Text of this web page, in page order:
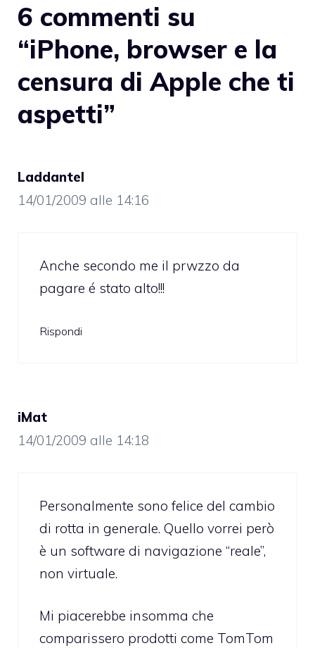
6 commenti su
“iPhone, browser e la
censura di Apple che ti
aspetti”
Laddantel
14/01/2009 alle 14:16
Anche secondo me il prwzzo da
pagare é stato alto!!!
Rispondi
iMat
14/01/2009 alle 14:18
Personalmente sono felice del cambio
di rotta in generale. Quello vorrei però
è un software di navigazione “reale”,
non virtuale.
Mi piacerebbe insomma che
comparissero prodotti come TomTom